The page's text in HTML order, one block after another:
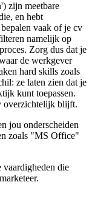
zijn meetbare
en hebt
vaak of je cv
namelijk op
Zorg dus dat je
de werkgever
hard skills zoals
ze laten zien dat je
kunt toepassen.
overzichtelijk blijft.
jou onderscheiden
zoals "MS Office"
die